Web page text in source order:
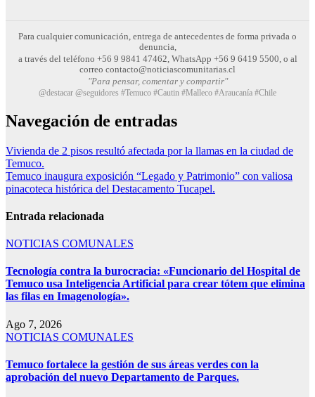
Para cualquier comunicación, entrega de antecedentes de forma privada o
denuncia,
a través del teléfono +56 9 9841 47462, WhatsApp +56 9 6419 5500, o al
correo contacto@noticiascomunitarias.cl
"Para pensar, comentar y compartir"
@destacar @seguidores #Temuco #Cautin #Malleco #Araucanía #Chile
Navegación de entradas
Vivienda de 2 pisos resultó afectada por la llamas en la ciudad de
Temuco.
Temuco inaugura exposición “Legado y Patrimonio” con valiosa
pinacoteca histórica del Destacamento Tucapel.
Entrada relacionada
NOTICIAS COMUNALES
Tecnología contra la burocracia: «Funcionario del Hospital de
Temuco usa Inteligencia Artificial para crear tótem que elimina
las filas en Imagenología».
Ago 7, 2026
NOTICIAS COMUNALES
Temuco fortalece la gestión de sus áreas verdes con la
aprobación del nuevo Departamento de Parques.